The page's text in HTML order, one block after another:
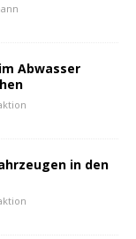
Abwasser
in den